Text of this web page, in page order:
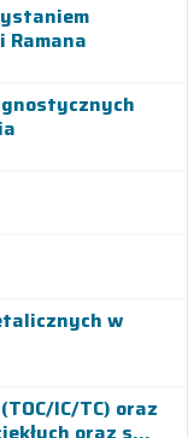
Ramana
w
IC/TC) oraz